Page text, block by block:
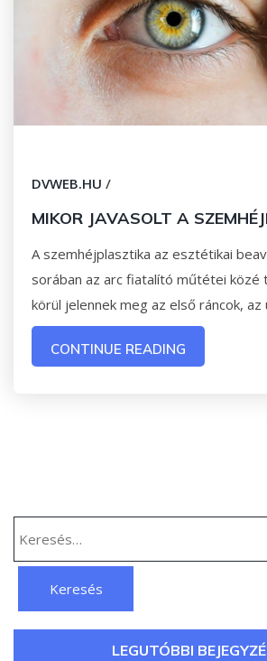
DVWEB.HU /
MIKOR JAVASOLT A
A szemhéjplasztika az esztétikai
sorában az arc fiatalító műtétei közé
körül jelennek meg az első ráncok, az
CONTINUE READING
LEGUTÓBBI